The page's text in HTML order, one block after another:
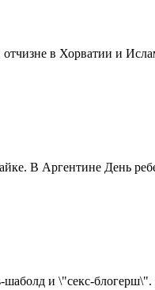
отчизне в Хорватии и
В Аргентине День
шаболд и \"секс-